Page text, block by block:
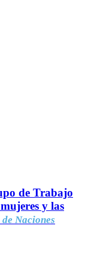
de Trabajo
y las
Naciones